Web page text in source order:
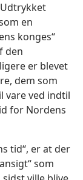
en
konges“
den
er blevet
dem som
vare ved indtil
for Nordens
tid“, er at der
som